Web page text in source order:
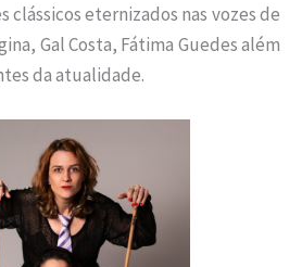
clássicos eternizados nas vozes de
Gal Costa, Fátima Guedes além
da atualidade.